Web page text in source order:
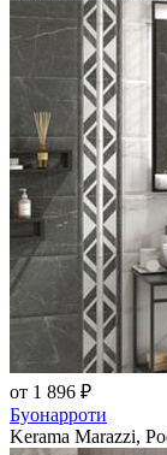
от 1 896 ₽
Буонарроти
Kerama Marazzi,